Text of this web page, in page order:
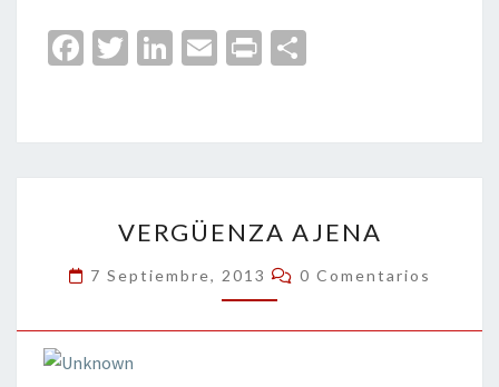
Fa
o
o
T
er
Li
dI
n
E
l
Pr
p
ar
tir
AJENA
VERGÜENZA AJENA
7 Septiembre, 2013 Comentarios
0 Comentarios